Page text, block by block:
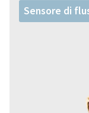
Sensore di